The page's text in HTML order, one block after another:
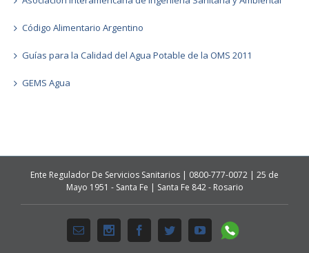
Código Alimentario Argentino
Guías para la Calidad del Agua Potable de la OMS 2011
GEMS Agua
Ente Regulador De Servicios Sanitarios | 0800-777-0072 | 25 de
Mayo 1951 - Santa Fe | Santa Fe 842 - Rosario
Email InstagramFacebookTwitterYoutubeWhatsapp